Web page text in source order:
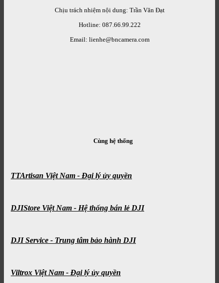
Chịu trách nhiệm nội dung: Trần Văn Đạt
Hotline: 087.66.99.222
Email: lienhe@bncamera.com
Cùng hệ thống
TTArtisan Việt Nam - Đại lý ủy quyền
DJIStore Việt Nam - Hệ thống bán lẻ DJI
DJI Service - Trung tâm bảo hành DJI
Viltrox Việt Nam - Đại lý ủy quyền